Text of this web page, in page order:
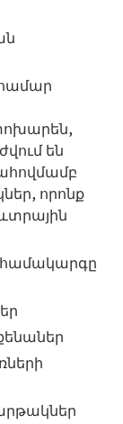
համար
են
որոնք